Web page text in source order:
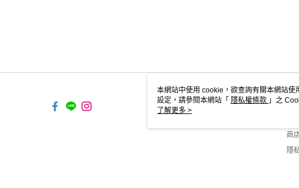
關
商
隱
本網站中使用 cookie，欲查詢有關本網站
設定，請參閱本網站「 隱私權條款 」之
使用 cookie。
了解更多 >